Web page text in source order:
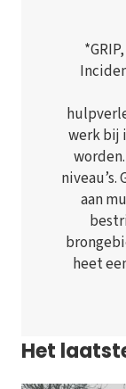
werk bij
aan
heet
Het